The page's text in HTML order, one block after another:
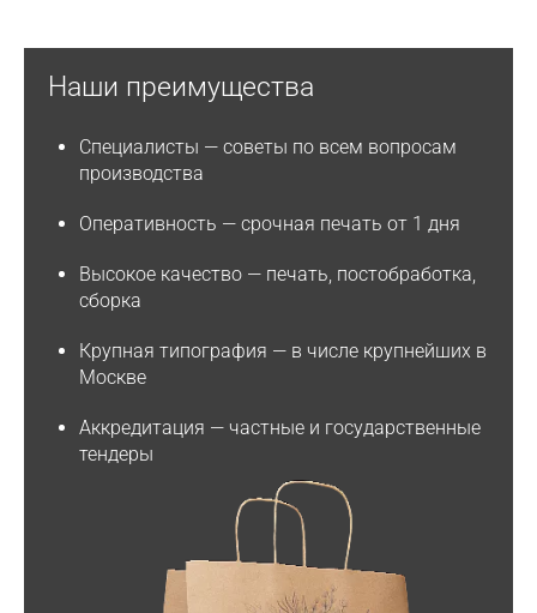
Наши преимущества
Специалисты — советы по всем вопросам
производства
Оперативность — срочная печать от 1 дня
Высокое качество — печать, постобработка,
сборка
Крупная типография — в числе крупнейших в
Москве
Аккредитация — частные и государственные
тендеры